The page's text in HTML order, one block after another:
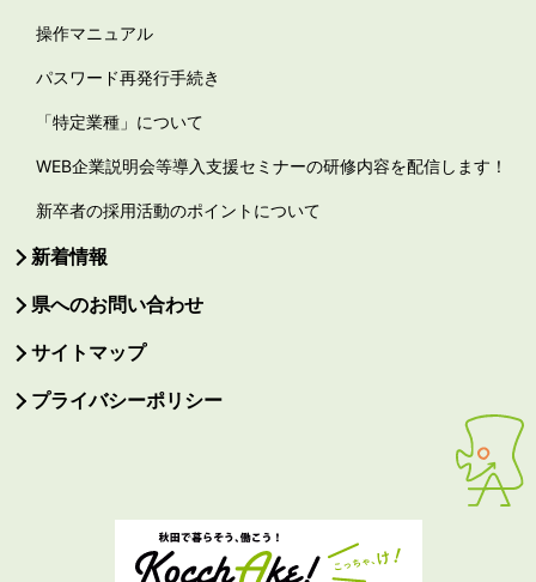
操作マニュアル
パスワード再発行手続き
「特定業種」について
WEB企業説明会等導入支援セミナーの研修内容を配信します！
新卒者の採用活動のポイントについて
新着情報
県へのお問い合わせ
サイトマップ
プライバシーポリシー